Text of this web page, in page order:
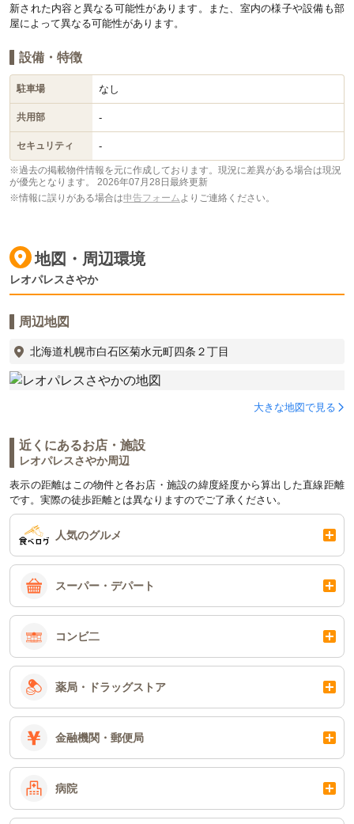
新された内容と異なる可能性があります。また、室内の様子や設備も部
屋によって異なる可能性があります。
設備・特徴
駐車場 なし
共用部 -
セキュリティ -
※過去の掲載物件情報を元に作成しております。現況に差異がある場合は現況
が優先となります。 2026年07月28日最終更新
※情報に誤りがある場合は申告フォーム よりご連絡ください。
地図・周辺環境
レオパレスさやか
周辺地図
北海道札幌市白石区菊水元町四条２丁目
大きな地図で見る
近くにあるお店・施設
レオパレスさやか周辺
表示の距離はこの物件と各お店・施設の緯度経度から算出した直線距離
です。実際の徒歩距離とは異なりますのでご了承ください。
人気のグルメ
スーパー・デパート
コンビ二
薬局・ドラッグストア
金融機関・郵便局
病院